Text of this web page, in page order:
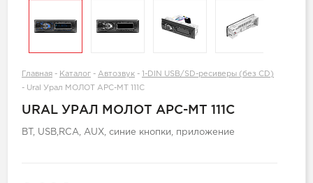
Главная - Каталог - Автозвук -
1-DIN USB/SD-ресиверы (без CD)
- Ural Урал МОЛОТ АРС-МТ 111С
URAL УРАЛ МОЛОТ АРС-МТ 111С
BT, USB,RCA, AUX, синие кнопки, приложение